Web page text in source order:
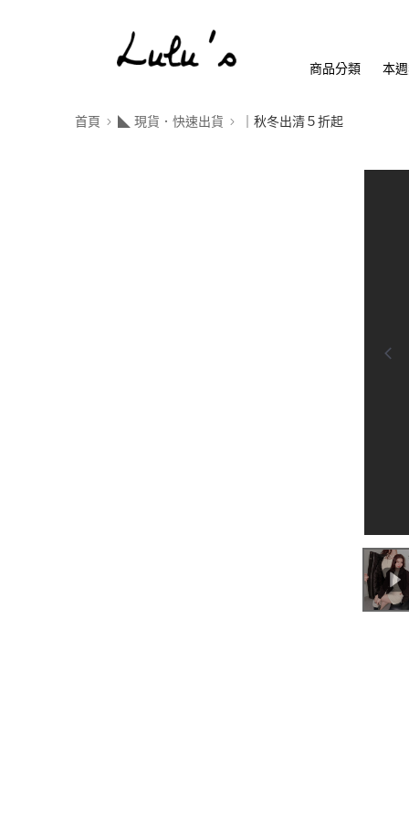
商品分類 本
首頁 ◣ 現貨．快速出貨 ｜秋冬出清５折起